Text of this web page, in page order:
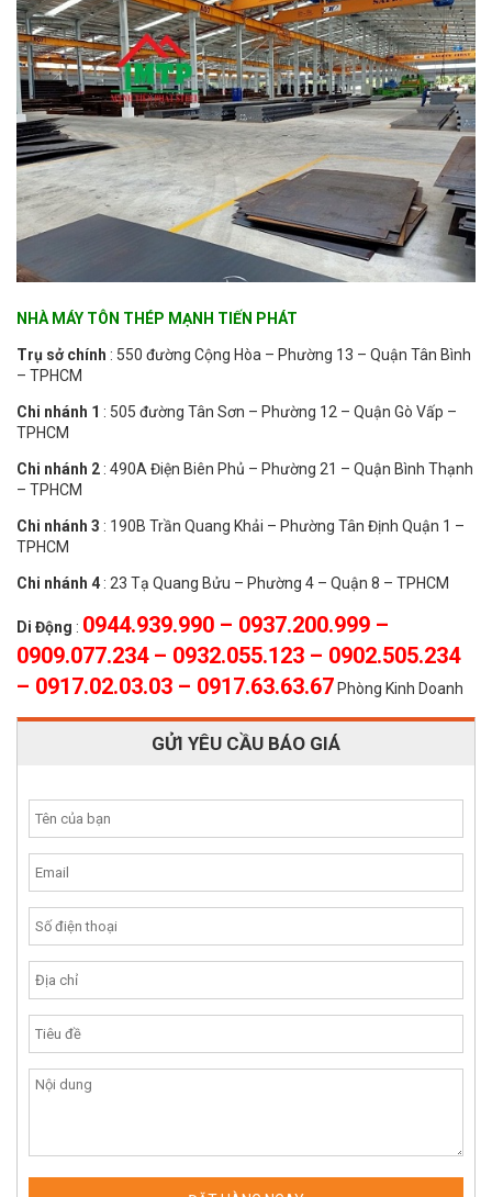
NHÀ MÁY TÔN THÉP MẠNH TIẾN PHÁT
Trụ sở chính : 550 đường Cộng Hòa – Phường 13 – Quận Tân Bình
– TPHCM
Chi nhánh 1 : 505 đường Tân Sơn – Phường 12 – Quận Gò Vấp –
TPHCM
Chi nhánh 2 : 490A Điện Biên Phủ – Phường 21 – Quận Bình Thạnh
– TPHCM
Chi nhánh 3 : 190B Trần Quang Khải – Phường Tân Định Quận 1 –
TPHCM
Chi nhánh 4 : 23 Tạ Quang Bửu – Phường 4 – Quận 8 – TPHCM
Di Động : 0944.939.990 – 0937.200.999 –
0909.077.234 – 0932.055.123 – 0902.505.234
– 0917.02.03.03 – 0917.63.63.67 Phòng Kinh Doanh
GỬI YÊU CẦU BÁO GIÁ